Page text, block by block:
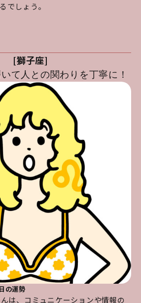
でしょう。
[獅子座]
て人との関わりを丁寧に！
の運勢
は、コミュニケーションや情報の